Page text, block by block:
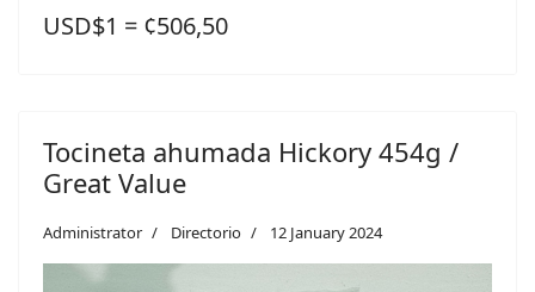
USD$1 = ¢506,50
Tocineta ahumada Hickory 454g /
Great Value
Administrator Directorio 12 January 2024